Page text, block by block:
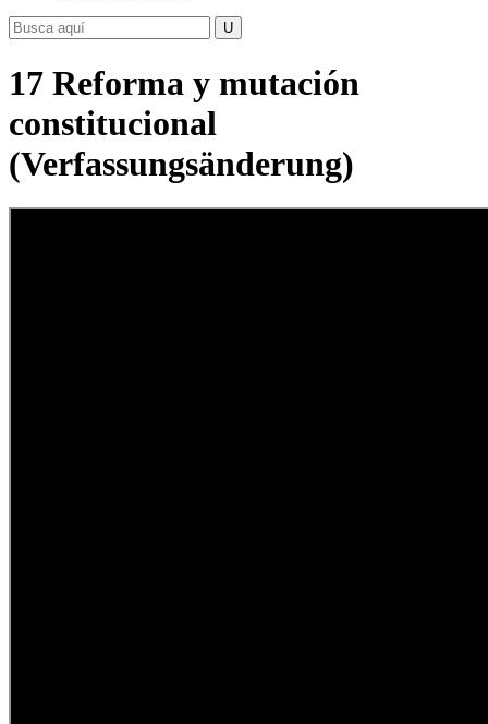
17 Reforma y mutación
constitucional
(Verfassungsänderung)